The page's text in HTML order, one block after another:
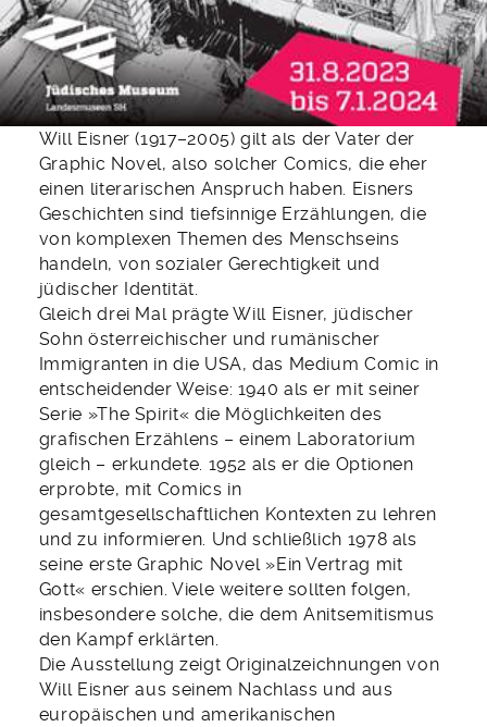
Will Eisner (1917–2005) gilt als der Vater der
Graphic Novel, also solcher Comics, die eher
einen literarischen Anspruch haben. Eisners
Geschichten sind tiefsinnige Erzählungen, die
von komplexen Themen des Menschseins
handeln, von sozialer Gerechtigkeit und
jüdischer Identität.
Gleich drei Mal prägte Will Eisner, jüdischer
Sohn österreichischer und rumänischer
Immigranten in die USA, das Medium Comic in
entscheidender Weise: 1940 als er mit seiner
Serie »The Spirit« die Möglichkeiten des
grafischen Erzählens – einem Laboratorium
gleich – erkundete. 1952 als er die Optionen
erprobte, mit Comics in
gesamtgesellschaftlichen Kontexten zu lehren
und zu informieren. Und schließlich 1978 als
seine erste Graphic Novel »Ein Vertrag mit
Gott« erschien. Viele weitere sollten folgen,
insbesondere solche, die dem Anitsemitismus
den Kampf erklärten.
Die Ausstellung zeigt Originalzeichnungen von
Will Eisner aus seinem Nachlass und aus
europäischen und amerikanischen